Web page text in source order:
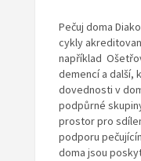
Pečuj doma
cykly
například
demencí a další,
dovednosti v
podpůrné
prostor pro
podporu
doma jsou